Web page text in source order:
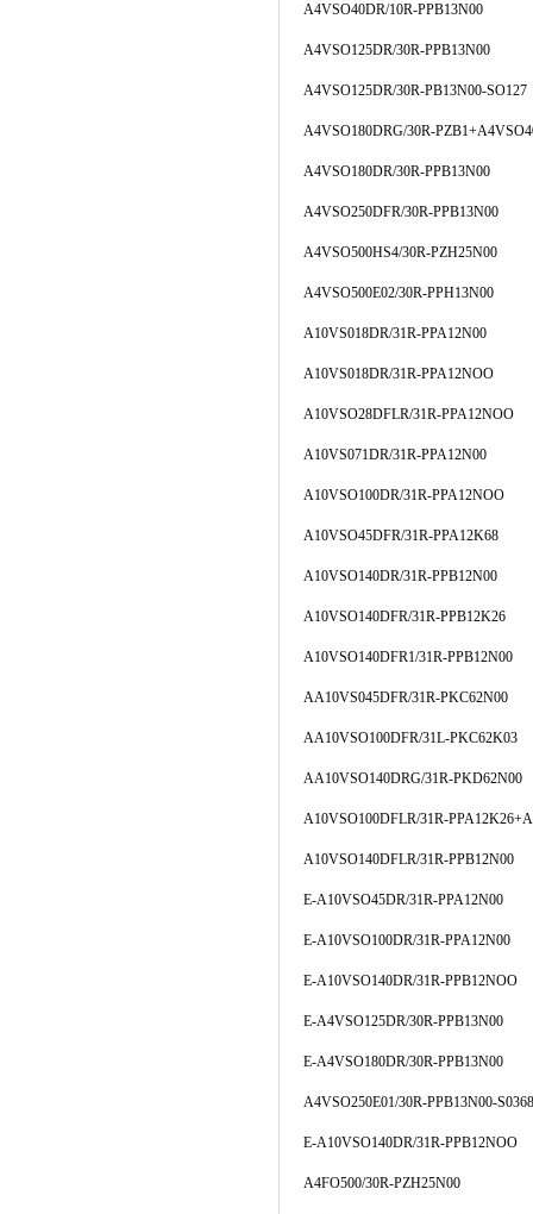
A4VSO40DR/10R-PPB13N00
A4VSO125DR/30R-PPB13N00
A4VSO125DR/30R-PB13N00-SO127
A4VSO180DRG/30R-
A4VSO180DR/30R-PPB13N00
A4VSO250DFR/30R-PPB13N00
A4VSO500HS4/30R-PZH25N00
A4VSO500E02/30R-PPH13N00
A10VS018DR/31R-PPA12N00
A10VS018DR/31R-PPA12NOO
A10VSO28DFLR/31R-PPA12NOO
A10VS071DR/31R-PPA12N00
A10VSO100DR/31R-PPA12NOO
A10VSO45DFR/31R-PPA12K68
A10VSO140DR/31R-PPB12N00
A10VSO140DFR/31R-PPB12K26
A10VSO140DFR1/31R-PPB12N00
AA10VS045DFR/31R-PKC62N00
AA10VSO100DFR/31L-PKC62K03
AA10VSO140DRG/31R-PKD62N00
A10VSO100DFLR/31R-
A10VSO140DFLR/31R-PPB12N00
E-A10VSO45DR/31R-PPA12N00
E-A10VSO100DR/31R-PPA12N00
E-A10VSO140DR/31R-PPB12NOO
E-A4VSO125DR/30R-PPB13N00
E-A4VSO180DR/30R-PPB13N00
A4VSO250E01/30R-PPB13N00-S0368
E-A10VSO140DR/31R-PPB12NOO
A4FO500/30R-PZH25N00